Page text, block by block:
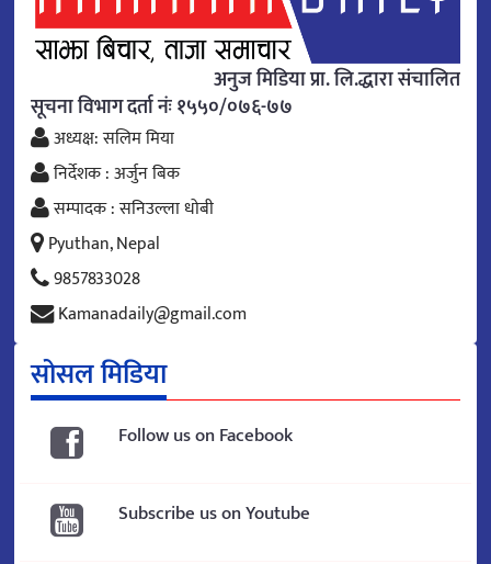
अनुज मिडिया प्रा. लि.द्धारा संचालित
सूचना विभाग दर्ता नंः १५५०/०७६-७७
अध्यक्ष: सलिम मिया
निर्देशक : अर्जुन बिक
सम्पादक : सनिउल्ला धोबी
Pyuthan, Nepal
9857833028
Kamanadaily@gmail.com
सोसल मिडिया
Follow us on Facebook
Subscribe us on Youtube